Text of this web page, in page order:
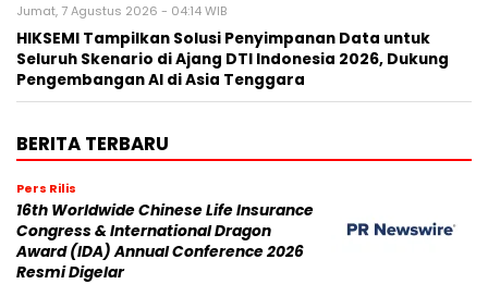
Jumat, 7 Agustus 2026 - 04:14 WIB
HIKSEMI Tampilkan Solusi Penyimpanan Data untuk
Seluruh Skenario di Ajang DTI Indonesia 2026, Dukung
Pengembangan AI di Asia Tenggara
BERITA TERBARU
Pers Rilis
16th Worldwide Chinese Life Insurance
Congress & International Dragon
Award (IDA) Annual Conference 2026
Resmi Digelar